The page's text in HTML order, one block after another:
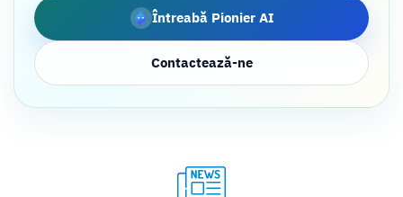
Întreabă Pionier AI
Contactează-ne